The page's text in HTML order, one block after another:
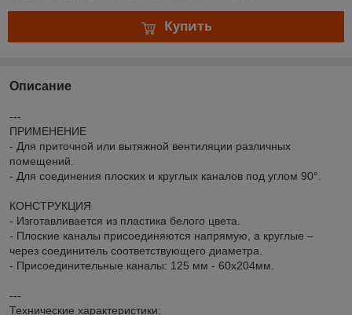
Купить
Описание
---
ПРИМЕНЕНИЕ
- Для приточной или вытяжной вентиляции различных
помещений.
- Для соединения плоских и круглых каналов под углом 90°.
КОНСТРУКЦИЯ
- Изготавливается из пластика белого цвета.
- Плоские каналы присоединяются напрямую, а круглые –
через соединитель соответствующего диаметра.
- Присоединительные каналы: 125 мм - 60х204мм.
---
Технические характеристики: